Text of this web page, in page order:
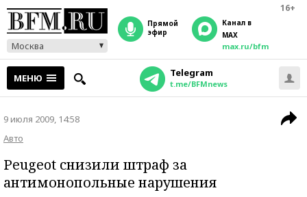
16+
Москва
прямой
эфир
Канал в
MAX
max.ru/bfm
МЕНЮ Telegram
t.me/BFMnews
9 июля 2009, 14:58
Авто
Peugeot снизили штраф за
антимонопольные нарушения